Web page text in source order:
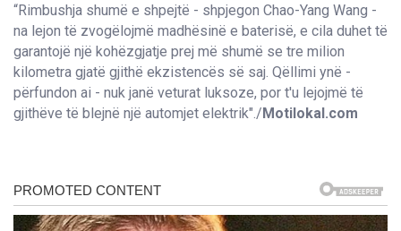
“Rimbushja shumë e shpejtë - shpjegon Chao-Yang Wang -
na lejon të zvogëlojmë madhësinë e baterisë, e cila duhet të
garantojë një kohëzgjatje prej më shumë se tre milion
kilometra gjatë gjithë ekzistencës së saj. Qëllimi ynë -
përfundon ai - nuk janë veturat luksoze, por t'u lejojmë të
gjithëve të blejnë një automjet elektrik"./Motilokal.com